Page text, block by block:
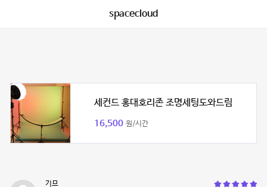
spacecloud
세컨드 홍대호리존 조명세팅도와드림
16,500 원/시간
기므